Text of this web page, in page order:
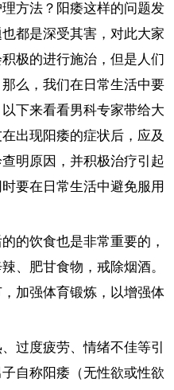
方法？阳痿这样的问题发
都是深受其害，对此大家
极的进行施治，但是人们
么，我们在日常生活中要
下来看看男科专家带给大
出现阳痿的症状后，应及
明原因，并积极治疗引起
要在日常生活中避免服用
的饮食也是非常重要的，
、肥甘食物，戒除烟酒。
加强体育锻炼，以增强体
过度疲劳、情绪不佳等引
自称阳痿（无性欲或性欲